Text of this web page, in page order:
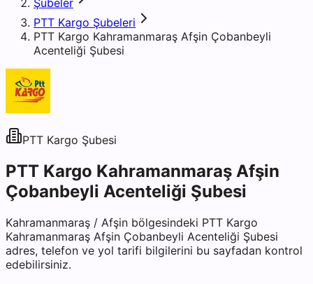
Şubeler
PTT Kargo Şubeleri
PTT Kargo Kahramanmaraş Afşin Çobanbeyli
Acenteliği Şubesi
PTT Kargo Şubesi
PTT Kargo Kahramanmaraş Afşin
Çobanbeyli Acenteliği Şubesi
Kahramanmaraş / Afşin bölgesindeki PTT Kargo
Kahramanmaraş Afşin Çobanbeyli Acenteliği Şubesi
adres, telefon ve yol tarifi bilgilerini bu sayfadan kontrol
edebilirsiniz.